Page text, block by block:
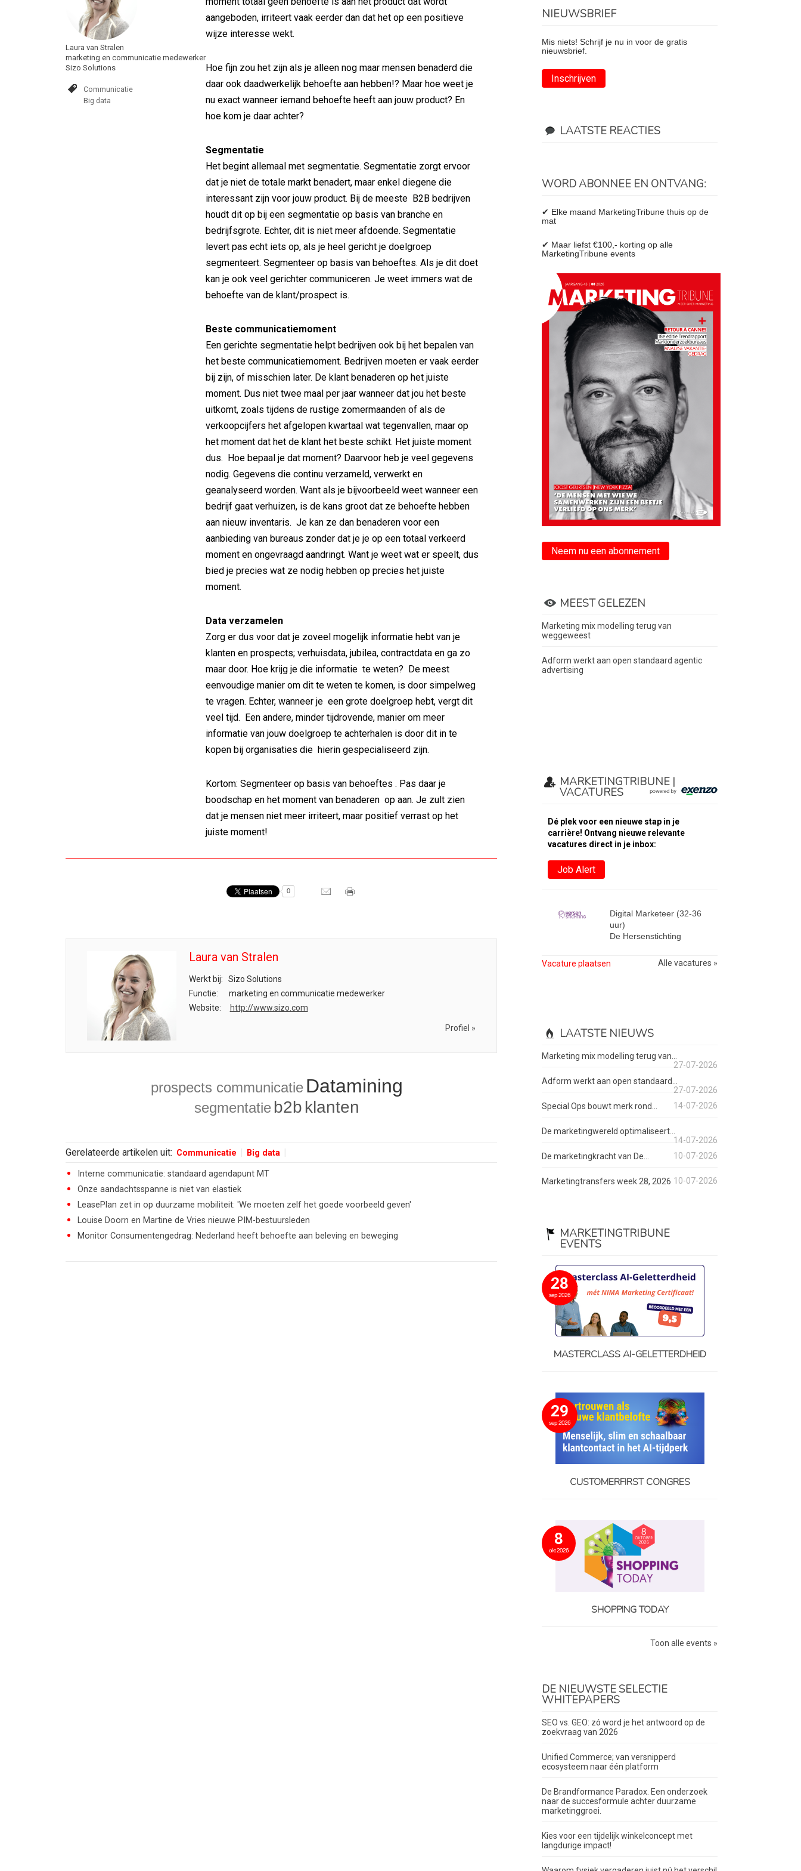
Laura van Stralen
marketing en communicatie medewerker
Sizo Solutions
Communicatie
Big data
aangeboden, irriteert vaak eerder dan dat het op een positieve
wijze interesse wekt.
Hoe fijn zou het zijn als je alleen nog maar mensen benaderd die
daar ook daadwerkelijk behoefte aan hebben!? Maar hoe weet je
nu exact wanneer iemand behoefte heeft aan jouw product? En
hoe kom je daar achter?
Segmentatie
Het begint allemaal met segmentatie. Segmentatie zorgt ervoor
dat je niet de totale markt benadert, maar enkel diegene die
interessant zijn voor jouw product. Bij de meeste B2B bedrijven
houdt dit op bij een segmentatie op basis van branche en
bedrijfsgrote. Echter, dit is niet meer afdoende. Segmentatie
levert pas echt iets op, als je heel gericht je doelgroep
segmenteert. Segmenteer op basis van behoeftes. Als je dit doet
kan je ook veel gerichter communiceren. Je weet immers wat de
behoefte van de klant/prospect is.
Beste communicatiemoment
Een gerichte segmentatie helpt bedrijven ook bij het bepalen van
het beste communicatiemoment. Bedrijven moeten er vaak eerder
bij zijn, of misschien later. De klant benaderen op het juiste
moment. Dus niet twee maal per jaar wanneer dat jou het beste
uitkomt, zoals tijdens de rustige zomermaanden of als de
verkoopcijfers het afgelopen kwartaal wat tegenvallen, maar op
het moment dat het de klant het beste schikt. Het juiste moment
dus. Hoe bepaal je dat moment? Daarvoor heb je veel gegevens
nodig. Gegevens die continu verzameld, verwerkt en
geanalyseerd worden. Want als je bijvoorbeeld weet wanneer een
bedrijf gaat verhuizen, is de kans groot dat ze behoefte hebben
aan nieuw inventaris. Je kan ze dan benaderen voor een
aanbieding van bureaus zonder dat je je op een totaal verkeerd
moment en ongevraagd aandringt. Want je weet wat er speelt, dus
bied je precies wat ze nodig hebben op precies het juiste
moment.
Data verzamelen
Zorg er dus voor dat je zoveel mogelijk informatie hebt van je
klanten en prospects; verhuisdata, jubilea, contractdata en ga zo
maar door. Hoe krijg je die informatie te weten? De meest
eenvoudige manier om dit te weten te komen, is door simpelweg
te vragen. Echter, wanneer je een grote doelgroep hebt, vergt dit
veel tijd. Een andere, minder tijdrovende, manier om meer
informatie van jouw doelgroep te achterhalen is door dit in te
kopen bij organisaties die hierin gespecialiseerd zijn.
Kortom: Segmenteer op basis van behoeftes . Pas daar je
boodschap en het moment van benaderen op aan. Je zult zien
dat je mensen niet meer irriteert, maar positief verrast op het
juiste moment!
0
Laura van Stralen
Werkt bij:
Sizo Solutions
Functie:
marketing en communicatie medewerker
Website:
http://www.sizo.com
Profiel »
prospects communicatie Datamining
segmentatie b2b klanten
Gerelateerde artikelen uit: Communicatie Big data
Interne communicatie: standaard agendapunt MT
Onze aandachtsspanne is niet van elastiek
LeasePlan zet in op duurzame mobiliteit: 'We moeten zelf het goede voorbeeld geven'
Louise Doorn en Martine de Vries nieuwe PIM-bestuursleden
Monitor Consumentengedrag: Nederland heeft behoefte aan beleving en beweging
NIEUWSBRIEF
Mis niets! Schrijf je nu in voor de gratis
nieuwsbrief.
Inschrijven
LAATSTE REACTIES
WORD ABONNEE EN ONTVANG:
✔ Elke maand MarketingTribune thuis op de
mat
✔ Maar liefst €100,- korting op alle
MarketingTribune events
Neem nu een abonnement
MEEST GELEZEN
Marketing mix modelling terug van
weggeweest
Adform werkt aan open standaard agentic
advertising
MARKETINGTRIBUNE |
VACATURES
Dé plek voor een nieuwe stap in je
carrière! Ontvang nieuwe relevante
vacatures direct in je inbox:
Job Alert
Digital Marketeer (32-36
uur)
De Hersenstichting
Vacature plaatsen Alle vacatures »
LAATSTE NIEUWS
Marketing mix modelling terug van...
27-07-2026
Adform werkt aan open standaard...
27-07-2026
Special Ops bouwt merk rond...
14-07-2026
De marketingwereld optimaliseert...
14-07-2026
De marketingkracht van De...
10-07-2026
Marketingtransfers week 28, 2026 10-07-2026
MARKETINGTRIBUNE
EVENTS
28
sep 2026
MASTERCLASS AI-GELETTERDHEID
29
sep 2026
CUSTOMERFIRST CONGRES
8
okt 2026
SHOPPING TODAY
Toon alle events »
DE NIEUWSTE SELECTIE
WHITEPAPERS
SEO vs. GEO: zó word je het antwoord op de
zoekvraag van 2026
Unified Commerce; van versnipperd
ecosysteem naar één platform
De Brandformance Paradox. Een onderzoek
naar de succesformule achter duurzame
marketinggroei.
Kies voor een tijdelijk winkelconcept met
langdurige impact!